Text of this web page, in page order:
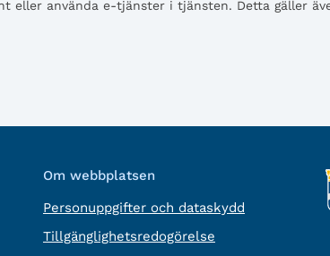
eller använda e-tjänster i tjänsten. Detta gäller
Om webbplatsen
Personuppgifter och dataskydd
Tillgänglighetsredogörelse